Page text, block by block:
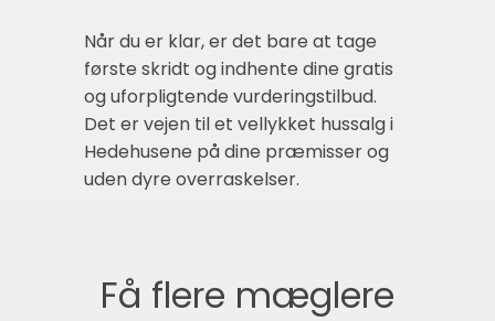
Når du er klar, er det bare at tage
første skridt og indhente dine gratis
og uforpligtende vurderingstilbud.
Det er vejen til et vellykket hussalg i
Hedehusene på dine præmisser og
uden dyre overraskelser.
Få flere mæglere